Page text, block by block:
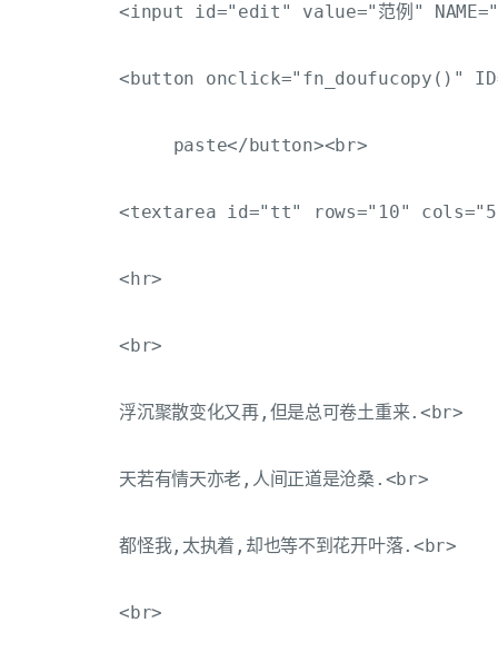
<input id="edit" value="范例"
<button onclick="fn_doufucopy()"
              paste</button><br>
<textarea id="tt" rows="10"
         <hr>
         <br>
         浮沉聚散变化又再,但是总可卷土重来.<br>
         天若有情天亦老,人间正道是沧桑.<br>
         都怪我,太执着,却也等不到花开叶落.<br>
         <br>